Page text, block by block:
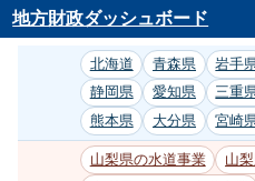
地方財政ダッシュボード
北海道 青森県 岩手
静岡県
愛知県 三重
熊本県
大分県 宮崎
山梨県の水道事業 山